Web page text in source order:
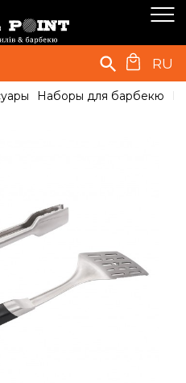
RU
Наборы для барбекю